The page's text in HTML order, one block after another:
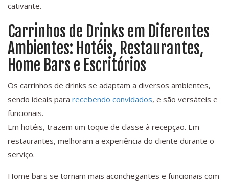
cativante.
Carrinhos de Drinks em Diferentes
Ambientes: Hotéis, Restaurantes,
Home Bars e Escritórios
Os carrinhos de drinks se adaptam a diversos ambientes,
sendo ideais para recebendo convidados, e são versáteis e
funcionais.
Em hotéis, trazem um toque de classe à recepção. Em
restaurantes, melhoram a experiência do cliente durante o
serviço.
Home bars se tornam mais aconchegantes e funcionais com